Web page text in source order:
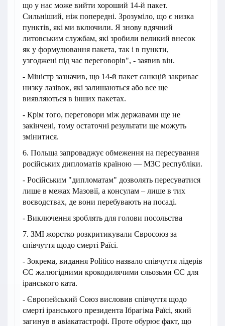
що у нас може вийти хороший 14-й пакет.
Сильніший, ніж попередні. Зрозуміло, що є низка
пунктів, які ми включили. Я знову вдячний
литовським службам, які зробили великий внесок
як у формулювання пакета, так і в пункти,
узгоджені під час переговорів", - заявив він.
- Міністр зазначив, що 14-й пакет санкцій закриває
низку лазівок, які залишаються або все ще
виявляються в інших пакетах.
- Крім того, переговори між державами ще не
закінчені, тому остаточні результати ще можуть
змінитися.
6. Польща запроваджує обмеження на пересування
російських дипломатів країною — МЗС республіки.
- Російським "дипломатам" дозволять пересуватися
лише в межах Мазовії, а консулам – лише в тих
воєводствах, де вони перебувають на посаді.
- Виключення зроблять для голови посольства
7. ЗМІ жорстко розкритикували Євросоюз за
співчуття щодо смерті Раїсі.
- Зокрема, видання Politico назвало співчуття лідерів
ЄС жалюгідними крокодилячими сльозьми ЄС для
іранського ката.
- Європейський Союз висловив співчуття щодо
смерті іранського президента Ібрагіма Раїсі, який
загинув в авіакатастрофі. Проте обурює факт, що